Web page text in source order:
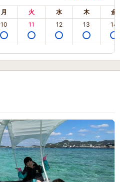
月 火 水 木 金
10 11 12 13 14